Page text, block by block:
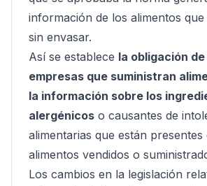
información de los alimentos
sin envasar.
Así se establece la obligación
empresas que suministran
la información sobre los
alergénicos o causantes de
alimentarias que están presentes
alimentos vendidos o
Los cambios en la legislación